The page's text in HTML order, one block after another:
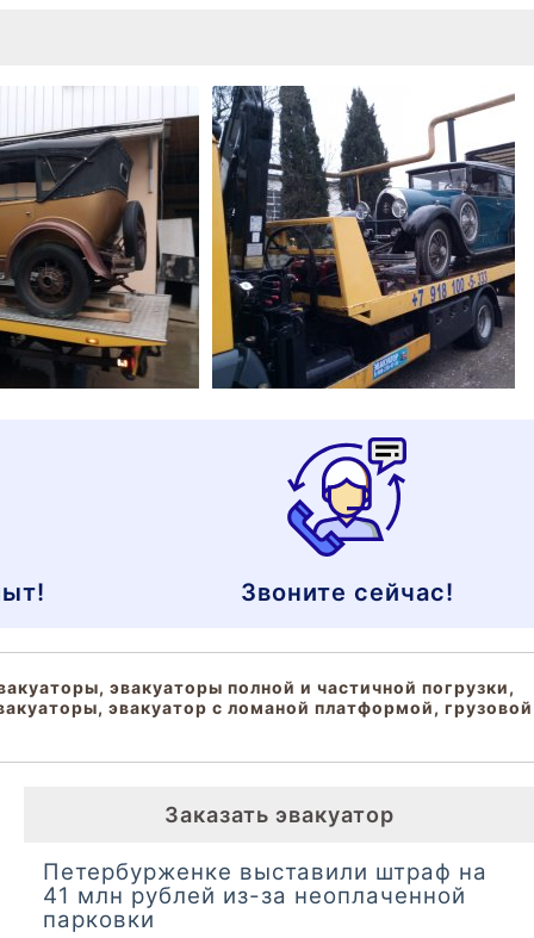
Звоните сейчас!
эвакуаторы полной и частичной погрузки,
эвакуатор с ломаной платформой, грузовой
Заказать эвакуатор
Петербурженке выставили штраф на
41 млн рублей из-за неоплаченной
парковки